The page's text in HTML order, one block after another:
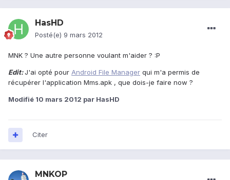
HasHD
Posté(e) 9 mars 2012
MNK ? Une autre personne voulant m'aider ? :P
Edit:J'ai opté pour Android File Manager qui m'a permis de
récupérer l'application Mms.apk , que dois-je faire now ?
Modifié 10 mars 2012 par HasHD
Citer
MNKOP